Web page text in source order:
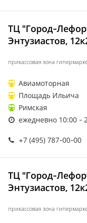
ТЦ "Город-
Энтузиастов,
прикассовая зона
Авиамоторная
Площадь Ильича
Римская
ежедневно 10:00 -
+7 (495) 787-00-00
ТЦ "Город-
Энтузиастов,
прикассовая зона